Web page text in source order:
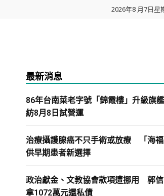
2026年8 月7日星
最新消息
86年台南菜老字號「錦霞樓」升級旗
紡8月8日試營運
治療攝護腺癌不只手術或放療 「海
供早期患者新選擇
政治獻金、文教協會款項遭挪用 郭
拿1072萬元還私債